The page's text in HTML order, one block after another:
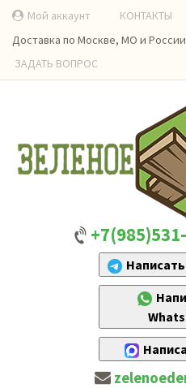
Мой аккаунт
КОНТАКТЫ
Доставка по Москве, МО и России
ЗАДАТЬ ВОПРОС